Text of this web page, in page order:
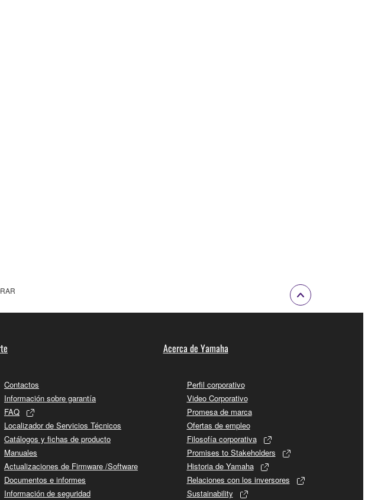
Contactos
Información sobre garantía
FAQ
Localizador de Servicios Técnicos
Catálogos y fichas de producto
Manuales
Actualizaciones de Firmware /Software
Documentos e informes
Información de seguridad
Acerca de Yamaha
Perfil corporativo
Video Corporativo
Promesa de marca
Ofertas de empleo
Filosofía corporativa
Promises to Stakeholders
Historia de Yamaha
Relaciones con los inversores
Sustainability